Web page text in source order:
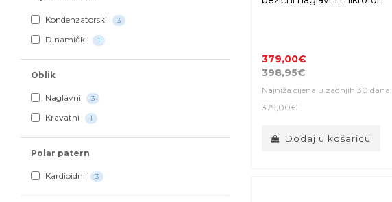
Kondenzatorski 3
Dinamički 1
Oblik
Naglavni 3
Kravatni 1
Polar patern
Kardioidni 3
379,00€
398,95€
Najniža cijena u zadnjih 30 dana:
379,00€
Dodaj u košaricu